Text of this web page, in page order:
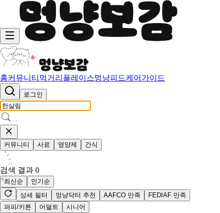
홈커뮤니티 먹거리 플레이스멍냥피드케어가이드
로그인
커뮤니티 사료 영양제 간식
검색 결과 0
최신순
인기순
상세 필터
멍냥닥터 추천 AAFCO 만족
FEDIAF 만족
퍼피/키튼
어덜트 시니어